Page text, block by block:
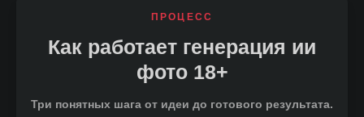
ПРОЦЕСС
Как работает генерация ии
фото 18+
Три понятных шага от идеи до готового результата.